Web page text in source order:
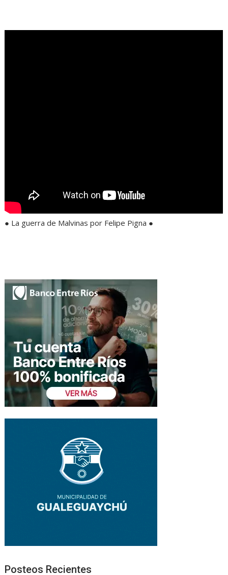
● La guerra de Malvinas por Felipe Pigna ●
Posteos Recientes